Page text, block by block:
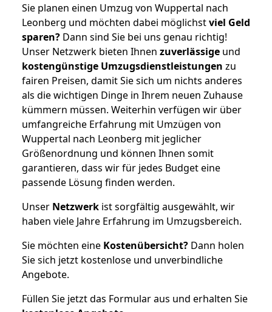
Sie planen einen Umzug von Wuppertal nach
Leonberg und möchten dabei möglichstviel Geld
sparen? Dann sind Sie bei uns genau richtig!
Unser Netzwerk bieten Ihnen zuverlässige und
kostengünstige Umzugsdienstleistungen zu
fairen Preisen, damit Sie sich um nichts anderes
als die wichtigen Dinge in Ihrem neuen Zuhause
kümmern müssen. Weiterhin verfügen wir über
umfangreiche Erfahrung mit Umzügen von
Wuppertal nach Leonberg mit jeglicher
Größenordnung und können Ihnen somit
garantieren, dass wir für jedes Budget eine
passende Lösung finden werden.
Unser Netzwerk ist sorgfältig ausgewählt, wir
haben viele Jahre Erfahrung im Umzugsbereich.
Sie möchten eine Kostenübersicht? Dann holen
Sie sich jetzt kostenlose und unverbindliche
Angebote.
Füllen Sie jetzt das Formular aus und erhalten Sie